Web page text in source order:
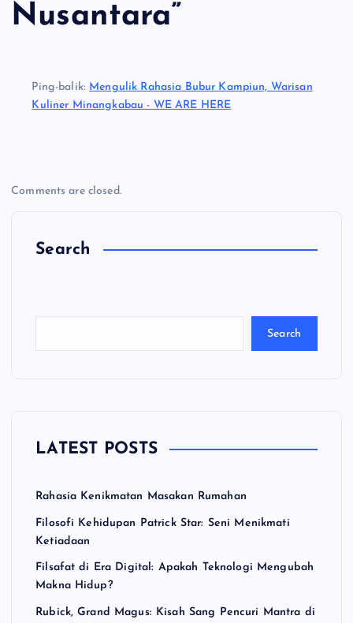
Nusantara”
Ping-balik: Mengulik Rahasia Bubur Kampiun, Warisan
Kuliner Minangkabau - WE ARE HERE
Comments are closed.
Search
Search
LATEST POSTS
Rahasia Kenikmatan Masakan Rumahan
Filosofi Kehidupan Patrick Star: Seni Menikmati
Ketiadaan
Filsafat di Era Digital: Apakah Teknologi Mengubah
Makna Hidup?
Rubick, Grand Magus: Kisah Sang Pencuri Mantra di